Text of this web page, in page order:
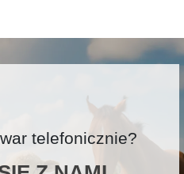
telefonicznie?